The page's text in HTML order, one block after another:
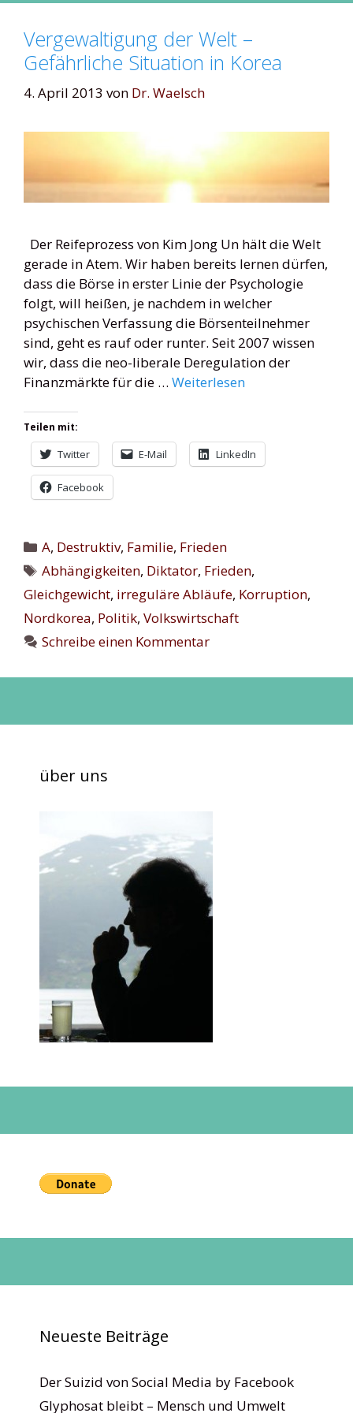
Vergewaltigung der Welt –
Gefährliche Situation in Korea
4. April 2013 von Dr. Waelsch
Der Reifeprozess von Kim Jong Un hält die Welt
gerade in Atem. Wir haben bereits lernen dürfen,
dass die Börse in erster Linie der Psychologie
folgt, will heißen, je nachdem in welcher
psychischen Verfassung die Börsenteilnehmer
sind, geht es rauf oder runter. Seit 2007 wissen
wir, dass die neo-liberale Deregulation der
Finanzmärkte für die … Weiterlesen
Teilen mit:
Twitter E-Mail LinkedIn
Facebook
Kategorien
A, Destruktiv, Familie, Frieden
Schlagwörter
Abhängigkeiten, Diktator, Frieden,
Gleichgewicht, irreguläre Abläufe, Korruption,
Nordkorea, Politik, Volkswirtschaft
Schreibe einen Kommentar
über uns
Neueste Beiträge
Der Suizid von Social Media by Facebook
Glyphosat bleibt – Mensch und Umwelt